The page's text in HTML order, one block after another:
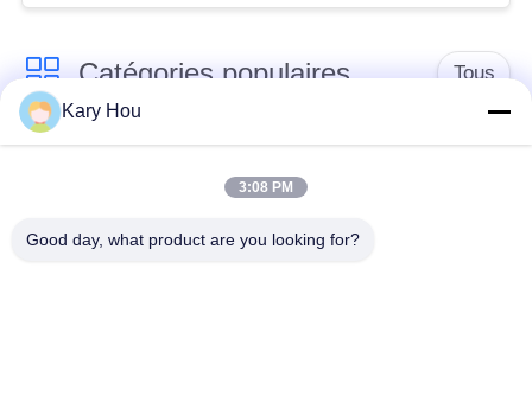
Catégories populaires Tous
Machine de soudage
Machine de soudage
de treillis métallique
machine de soudure
machine de soudure
Kary Hou
3:08 PM
Good day, what product are you looking for?